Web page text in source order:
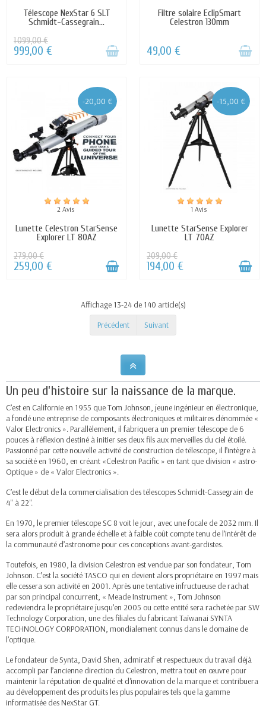
Télescope NexStar 6 SLT
Schmidt-Cassegrain...
1 099,00 €
999,00 €
Filtre solaire EclipSmart
Celestron 130mm
49,00 €
-20,00 €
2 Avis
Lunette Celestron StarSense
Explorer LT 80AZ
279,00 €
259,00 €
-15,00 €
1 Avis
Lunette StarSense Explorer
LT 70AZ
209,00 €
194,00 €
Affichage 13-24 de 140 article(s)
Précédent
Suivant
Un peu d’histoire sur la naissance de la marque.
C’est en Californie en 1955 que Tom Johnson, jeune ingénieur en électronique,
a fondé une entreprise de composants électroniques et militaires dénommée «
Valor Electronics ». Parallèlement, il fabriquera un premier télescope de 6
pouces à réflexion destiné à initier ses deux fils aux merveilles du ciel étoilé.
Passionné par cette nouvelle activité de construction de télescope, il l’intègre à
sa société en 1960, en créant «Celestron Pacific » en tant que division « astro-
Optique » de « Valor Electronics ».
C’est le début de la commercialisation des télescopes Schmidt-Cassegrain de
4" à 22".
En 1970, le premier télescope SC 8 voit le jour, avec une focale de 2032 mm. Il
sera alors produit à grande échelle et à faible coût compte tenu de l’intérêt de
la communauté d’astronome pour ces conceptions avant-gardistes.
Toutefois, en 1980, la division Celestron est vendue par son fondateur, Tom
Johnson. C’est la société TASCO qui en devient alors propriétaire en 1997 mais
elle cessera son activité en 2001. Après une tentative infructueuse de rachat
par son principal concurrent, « Meade Instrument », Tom Johnson
redeviendra le propriétaire jusqu’en 2005 ou cette entité sera rachetée par SW
Technology Corporation, une des filiales du fabricant Taïwanai SYNTA
TECHNOLOGY CORPORATION, mondialement connus dans le domaine de
l’optique.
Le fondateur de Synta, David Shen, admiratif et respectueux du travail déjà
accompli par l’ancienne direction du Celestron, mettra tout en œuvre pour
maintenir la réputation de qualité et d'innovation de la marque et contribuera
au développement des produits les plus populaires tels que la gamme
informatisée des NexStar GT.